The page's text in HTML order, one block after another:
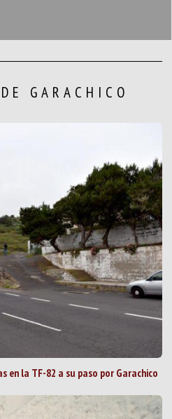
GARACHICO
en la TF-82 a su paso por Garachico